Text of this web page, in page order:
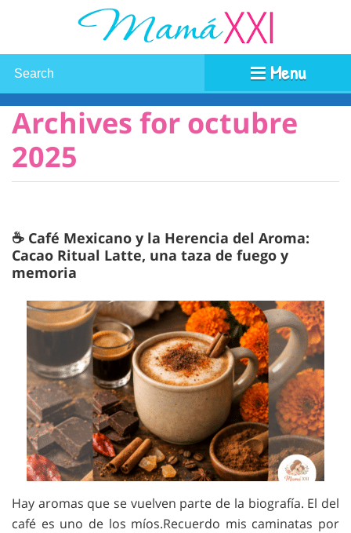
Menu
Archives for octubre
2025
☕ Café Mexicano y la Herencia del Aroma:
Cacao Ritual Latte, una taza de fuego y
memoria
Hay aromas que se vuelven parte de la biografía. El del
café es uno de los míos.Recuerdo mis caminatas por